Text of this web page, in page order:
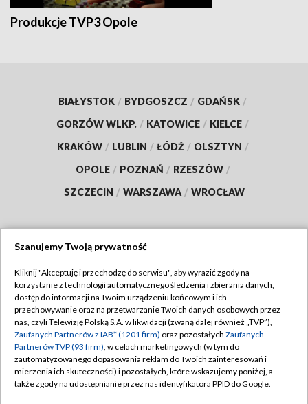
Produkcje TVP3 Opole
BIAŁYSTOK / BYDGOSZCZ / GDAŃSK /
GORZÓW WLKP. / KATOWICE / KIELCE /
KRAKÓW / LUBLIN / ŁÓDŹ / OLSZTYN /
OPOLE / POZNAŃ / RZESZÓW /
SZCZECIN / WARSZAWA / WROCŁAW
TVP
Abonament TVP
Emisja w TVP
Centrum informacji TVP
Naziemna Telewizja Cyfrowa
Regulamin TVP
Polityka prywatności
Moje zgody
Pomoc
Szanujemy Twoją prywatność
Kliknij "Akceptuję i przechodzę do serwisu", aby wyrazić zgody na
korzystanie z technologii automatycznego śledzenia i zbierania danych,
dostęp do informacji na Twoim urządzeniu końcowym i ich
przechowywanie oraz na przetwarzanie Twoich danych osobowych przez
nas, czyli Telewizję Polską S.A. w likwidacji (zwaną dalej również „TVP”),
Zaufanych Partnerów z IAB* (1201 firm) oraz pozostałych Zaufanych
Partnerów TVP (93 firm), w celach marketingowych (w tym do
zautomatyzowanego dopasowania reklam do Twoich zainteresowań i
mierzenia ich skuteczności) i pozostałych, które wskazujemy poniżej, a
także zgody na udostępnianie przez nas identyfikatora PPID do Google.